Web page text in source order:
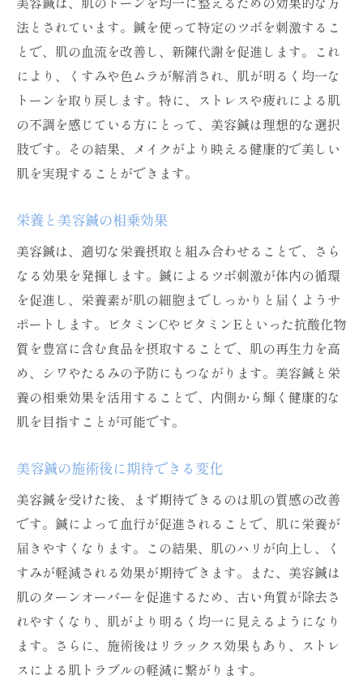
法とされています。鍼を使って特定のツボを刺激するこ
とで、肌の血流を改善し、新陳代謝を促進します。これ
により、くすみや色ムラが解消され、肌が明るく均一な
トーンを取り戻します。特に、ストレスや疲れによる肌
の不調を感じている方にとって、美容鍼は理想的な選択
肢です。その結果、メイクがより映える健康的で美しい
肌を実現することができます。
栄養と美容鍼の相乗効果
美容鍼は、適切な栄養摂取と組み合わせることで、さら
なる効果を発揮します。鍼によるツボ刺激が体内の循環
を促進し、栄養素が肌の細胞までしっかりと届くようサ
ポートします。ビタミンCやビタミンEといった抗酸化物
質を豊富に含む食品を摂取することで、肌の再生力を高
め、シワやたるみの予防にもつながります。美容鍼と栄
養の相乗効果を活用することで、内側から輝く健康的な
肌を目指すことが可能です。
美容鍼の施術後に期待できる変化
美容鍼を受けた後、まず期待できるのは肌の質感の改善
です。鍼によって血行が促進されることで、肌に栄養が
届きやすくなります。この結果、肌のハリが向上し、く
すみが軽減される効果が期待できます。また、美容鍼は
肌のターンオーバーを促進するため、古い角質が除去さ
れやすくなり、肌がより明るく均一に見えるようになり
ます。さらに、施術後はリラックス効果もあり、ストレ
スによる肌トラブルの軽減に繋がります。